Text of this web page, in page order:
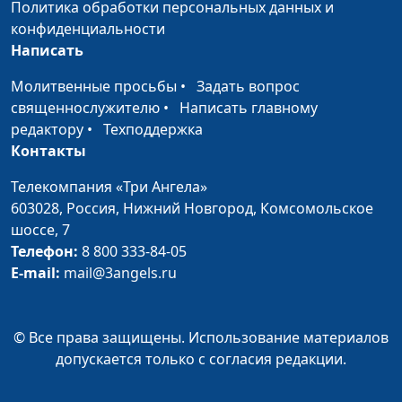
профессии
настоящего и
будущего
тренер, психолог
Практика: как
справиться с
тревогой?
Руслан Ларин, коуч, бизнес-
Что делать с
деньгами в
кризис?
Виталий Киссер,
священнослужитель
Три самые
важные вещи в
Виталий Киссер,
священнослужитель
Встречусь ли я с
умершим
Виталий Киссер,
священнослужитель
#28
Политика обработки персональных данных и
конфиденциальности
Написать
Молитвенные просьбы • Задать вопрос
священнослужителю • Написать главному
редактору • Техподдержка
Контакты
Телекомпания «Три Ангела»
603028, Россия, Нижний Новгород, Комсомольское
шоссе, 7
Телефон: 8 800 333-84-05
E-mail: mail@3angels.ru
© Все права защищены. Использование материалов
допускается только с согласия редакции.